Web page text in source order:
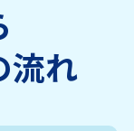
流れ